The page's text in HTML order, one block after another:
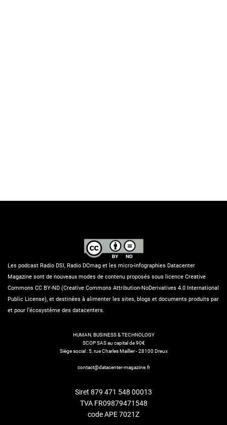
Les podcast Radio DSI, Radio DCmag et les micro-infographies Datacenter
Magazine sont de nouveaux modes de contenu proposés sous licence Creative
Commons CC BY-ND (Creative Commons Attribution-NoDerivatives 4.0 International
Public License), et destinées à alimenter les sites, blogs et documents produits par
et pour l’écosystème des datacenters.
HUMAN, BUSINESS & TECHNOLOGY
SCOP SAS au capital de 90€
Siège social : 5, rue Charles Maillier - 28100 Dreux
contact@datacenter-magazine.fr
Siret 879 471 548 00013
TVA FR09879471548
code APE 7021Z